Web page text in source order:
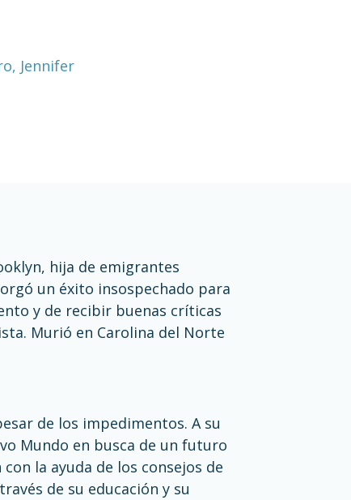
Jennifer
hija de emigrantes
un éxito insospechado para
y de recibir buenas críticas
Murió en Carolina del Norte
de los impedimentos. A su
Mundo en busca de un futuro
la ayuda de los consejos de
de su educación y su